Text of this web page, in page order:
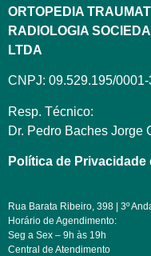
ORTOPEDIA
RADIOLOGIA
LTDA
CNPJ: 09.529.195/
Resp. Técnico:
Dr. Pedro Baches Jorge
Política de
Rua Barata Ribeiro, 398 | 3º
Horário de Agendimento:
Seg a Sex – 9h às 19h
Central de Atendimento